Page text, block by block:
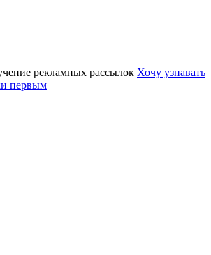
рекламных рассылок Хочу узнавать
первым